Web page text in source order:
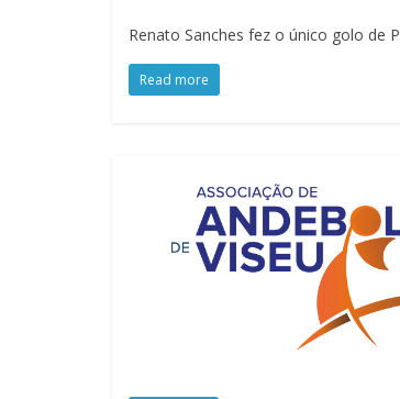
Renato Sanches fez o único golo de
Read more